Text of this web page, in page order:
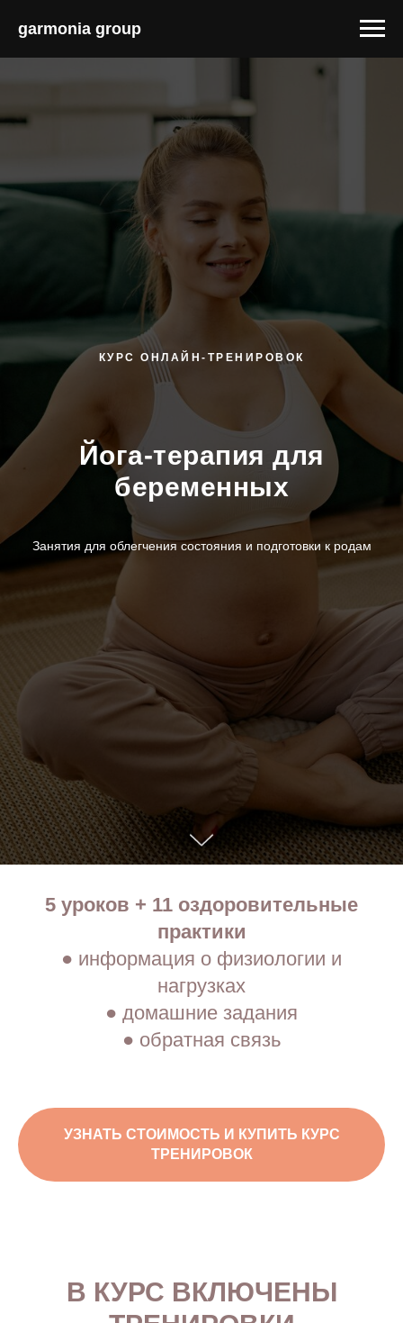
garmonia group
КУРС ОНЛАЙН-ТРЕНИРОВОК
Йога-терапия для
беременных
Занятия для облегчения состояния и подготовки к родам
5 уроков + 11 оздоровительные
практики
● информация о физиологии и
нагрузках
● домашние задания
● обратная связь
УЗНАТЬ СТОИМОСТЬ И КУПИТЬ КУРС
ТРЕНИРОВОК
В КУРС ВКЛЮЧЕНЫ